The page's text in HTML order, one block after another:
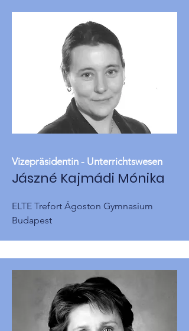
Vizepräsidentin - Unterrichtswesen
Jászné Kajmádi Mónika
ELTE Trefort Ágoston Gymnasium
Budapest